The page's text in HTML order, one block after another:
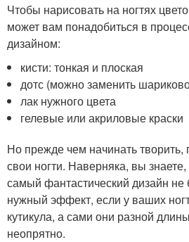
Чтобы нарисовать на ногтях
может вам понадобиться в
дизайном:
кисти: тонкая и плоская
дотс (можно заменить
лак нужного цвета
гелевые или акриловые краски
Но прежде чем начинать творить,
свои ногти. Наверняка, вы
самый фантастический дизайн не
нужный эффект, если у ваших
кутикула, а сами они разной
неопрятно.